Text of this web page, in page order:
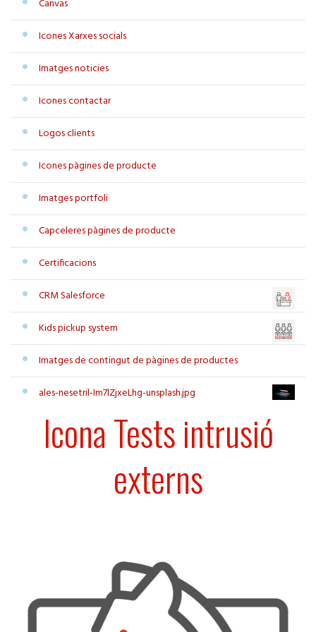
Canvas
Icones Xarxes socials
Imatges noticies
Icones contactar
Logos clients
Icones pàgines de producte
Imatges portfoli
Capceleres pàgines de producte
Certificacions
CRM Salesforce
Kids pickup system
Imatges de contingut de pàgines de productes
ales-nesetril-Im7lZjxeLhg-unsplash.jpg
Icona Tests intrusió
externs